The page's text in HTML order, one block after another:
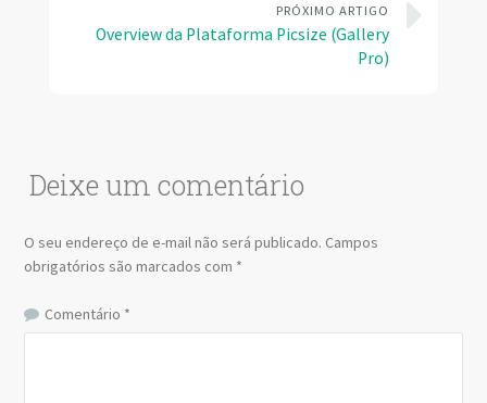
PRÓXIMO ARTIGO
Overview da Plataforma Picsize (Gallery
Pro)
Deixe um comentário
O seu endereço de e-mail não será publicado. Campos
obrigatórios são marcados com *
Comentário *